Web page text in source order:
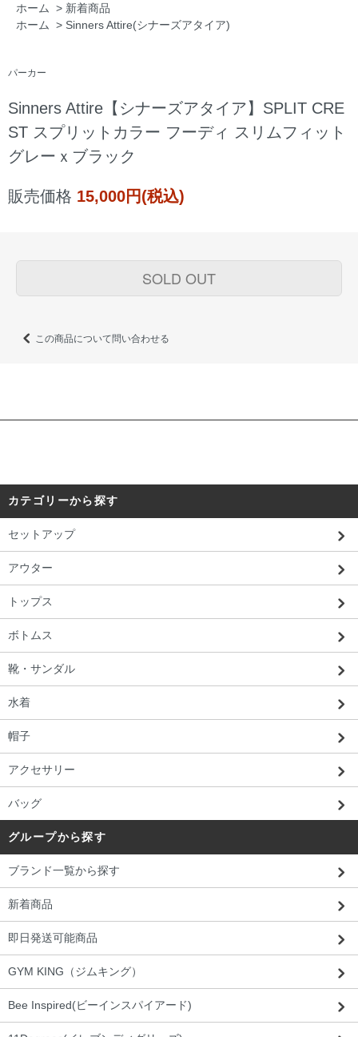
ホーム > 新着商品
ホーム > Sinners Attire(シナーズアタイア)
パーカー
Sinners Attire【シナーズアタイア】SPLIT CRE
ST スプリットカラー フーディ スリムフィット
グレーｘブラック
販売価格 15,000円(税込)
SOLD OUT
この商品について問い合わせる
カテゴリーから探す
セットアップ
アウター
トップス
ボトムス
靴・サンダル
水着
帽子
アクセサリー
バッグ
グループから探す
ブランド一覧から探す
新着商品
即日発送可能商品
GYM KING（ジムキング）
Bee Inspired(ビーインスパイアード)